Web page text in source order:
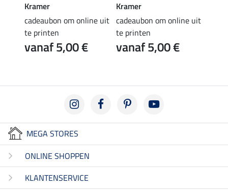
Kramer
cadeaubon om online uit
te printen
vanaf 5,00 €
Kramer
cadeaubon om online uit
te printen
vanaf 5,00 €
MEGA STORES
ONLINE SHOPPEN
KLANTENSERVICE